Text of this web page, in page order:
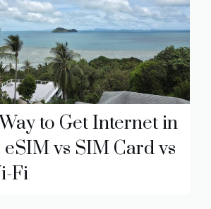
to Get Internet in
vs SIM Card vs
Fi